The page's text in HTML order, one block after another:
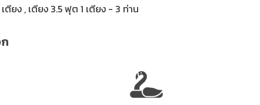
ตียง , เตียง 3.5 ฟุต 1 เตียง - 3 ท่าน